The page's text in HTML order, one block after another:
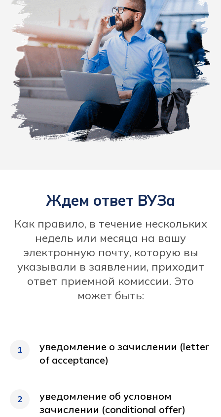
Ждем ответ ВУЗа
Как правило, в течение нескольких
недель или месяца на вашу
электронную почту, которую вы
указывали в заявлении, приходит
ответ приемной комиссии. Это
может быть:
1
уведомление о зачислении (letter
of acceptance)
2
уведомление об условном
зачислении (conditional offer)